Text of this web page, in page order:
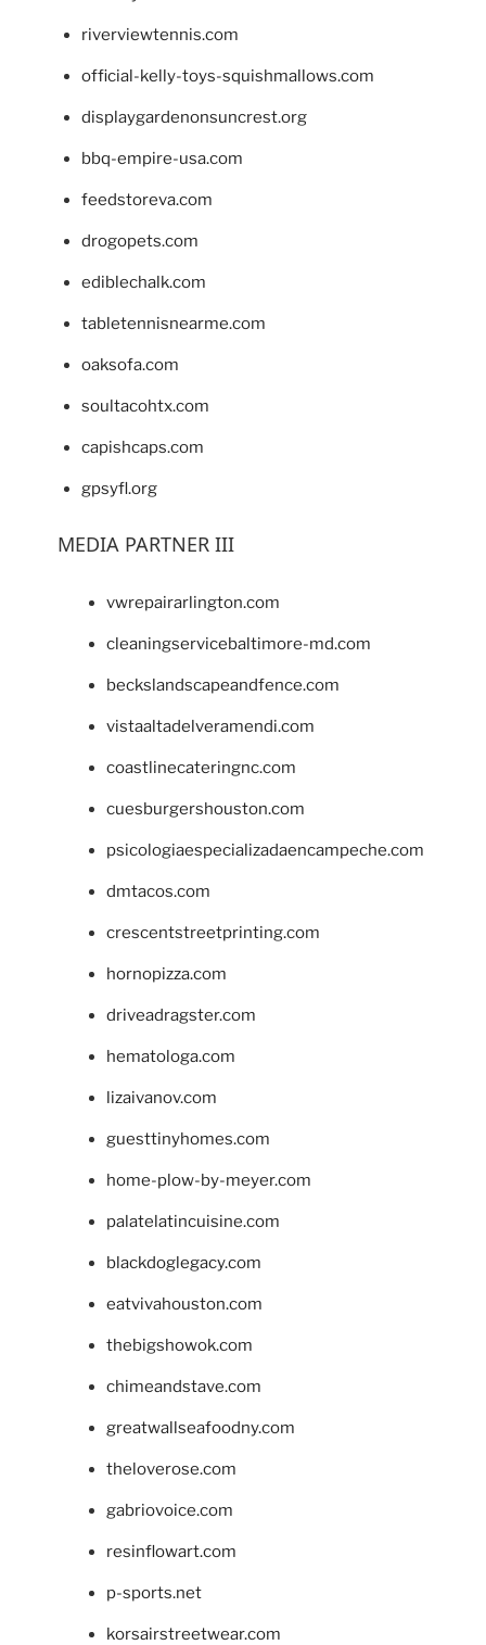
riverviewtennis.com
official-kelly-toys-squishmallows.com
displaygardenonsuncrest.org
bbq-empire-usa.com
feedstoreva.com
drogopets.com
ediblechalk.com
tabletennisnearme.com
oaksofa.com
soultacohtx.com
capishcaps.com
gpsyfl.org
MEDIA PARTNER III
vwrepairarlington.com
cleaningservicebaltimore-md.com
beckslandscapeandfence.com
vistaaltadelveramendi.com
coastlinecateringnc.com
cuesburgershouston.com
psicologiaespecializadaencampeche.com
dmtacos.com
crescentstreetprinting.com
hornopizza.com
driveadragster.com
hematologa.com
lizaivanov.com
guesttinyhomes.com
home-plow-by-meyer.com
palatelatincuisine.com
blackdoglegacy.com
eatvivahouston.com
thebigshowok.com
chimeandstave.com
greatwallseafoodny.com
theloverose.com
gabriovoice.com
resinflowart.com
p-sports.net
korsairstreetwear.com